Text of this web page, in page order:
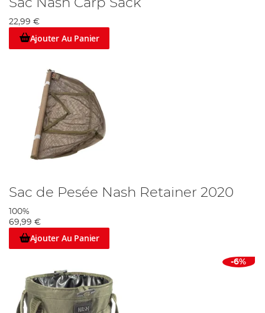
Sac Nash Carp Sack
22,99 €
Ajouter Au Panier
Sac de Pesée Nash Retainer 2020
100%
69,99 €
Ajouter Au Panier
-6%